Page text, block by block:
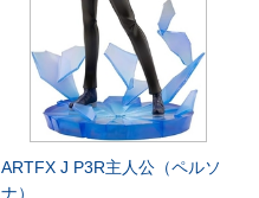
ARTFX J P3R主人公（ペルソ
ナ）